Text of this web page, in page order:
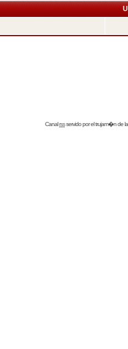
Canalrssservido por eltrujam�nde